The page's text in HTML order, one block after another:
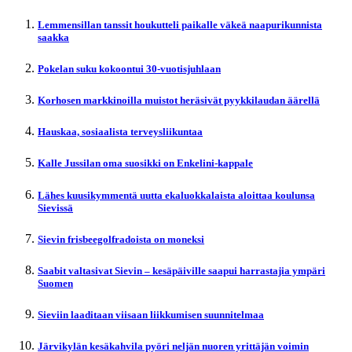
Lemmensillan tanssit houkutteli paikalle väkeä naapurikunnista
saakka
Pokelan suku kokoontui 30-vuotisjuhlaan
Korhosen markkinoilla muistot heräsivät pyykkilaudan äärellä
Hauskaa, sosiaalista terveysliikuntaa
Kalle Jussilan oma suosikki on Enkelini-kappale
Lähes kuusikymmentä uutta ekaluokkalaista aloittaa koulunsa
Sievissä
Sievin frisbeegolfradoista on moneksi
Saabit valtasivat Sievin – kesäpäiville saapui harrastajia ympäri
Suomen
Sieviin laaditaan viisaan liikkumisen suunnitelmaa
Järvikylän kesäkahvila pyöri neljän nuoren yrittäjän voimin